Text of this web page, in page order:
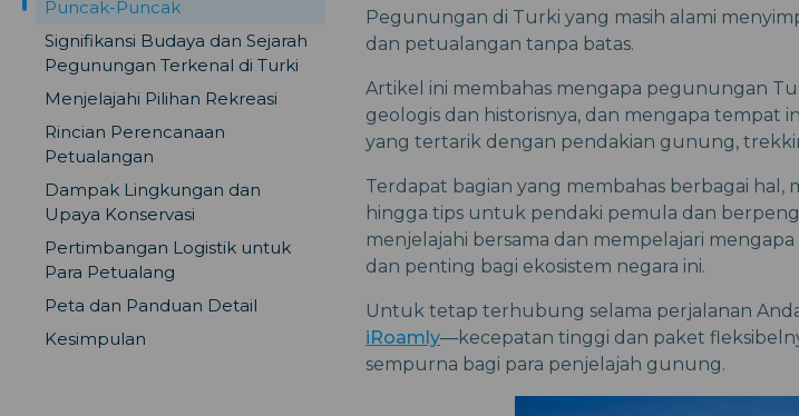
Puncak-Puncak
Signifikansi Budaya dan Sejarah
Pegunungan Terkenal di Turki
Menjelajahi Pilihan Rekreasi
Rincian Perencanaan
Petualangan
Dampak Lingkungan dan
Upaya Konservasi
Pertimbangan Logistik untuk
Para Petualang
Peta dan Panduan Detail
Kesimpulan
Pegunungan di Turki yang masih alami
dan petualangan tanpa batas.
Artikel ini membahas mengapa pegunungan
geologis dan historisnya, dan mengapa tempat
yang tertarik dengan pendakian gunung,
Terdapat bagian yang membahas berbagai
hingga tips untuk pendaki pemula dan
menjelajahi bersama dan mempelajari
dan penting bagi ekosistem negara ini.
Untuk tetap terhubung selama perjalanan
iRoamly—kecepatan tinggi dan paket
sempurna bagi para penjelajah gunung.